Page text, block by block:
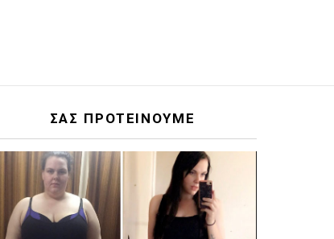
ΣΑΣ ΠΡΟΤΕΙΝΟΥΜΕ